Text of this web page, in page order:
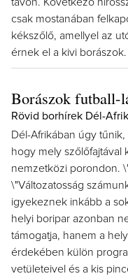
csak mostanában
kékszőlő, amellyel az
érnek el a kivi borászok.
Borászok futball-
Rövid borhírek Dél-
Dél-Afrikában úgy
hogy mely szőlőfajtával
nemzetközi porondon.
\"Változatosság
igyekeznek inkább a
helyi boripar azonban
támogatja, hanem a
érdekében külön
vetületeivel és a kis